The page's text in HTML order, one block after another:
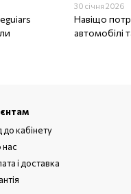
30 січня 2026
Навіщо
автомобілі
до кабінету
і доставка